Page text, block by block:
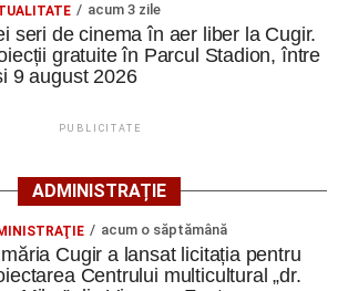
Cugir le-au oferit sfaturi de siguranță
la Centrul „Lotus”
la „Metalurgistul” Cugir – locul III, la
acum 3 zile
seri de cinema în aer liber la Cugir.
gratuite în Parcul Stadion, între
9 august 2026
PUBLICITATE
ADMINISTRAȚIE
acum o săptămână
Cugir a lansat licitația pentru
Centrului multicultural „dr.